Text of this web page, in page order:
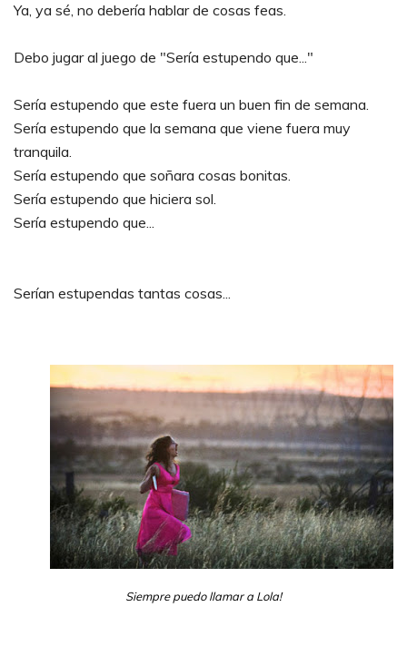
Ya, ya sé, no debería hablar de cosas feas.
Debo jugar al juego de "Sería estupendo que..."
Sería estupendo que este fuera un buen fin de semana.
Sería estupendo que la semana que viene fuera muy
tranquila.
Sería estupendo que soñara cosas bonitas.
Sería estupendo que hiciera sol.
Sería estupendo que...
Serían estupendas tantas cosas...
Siempre puedo llamar a Lola!